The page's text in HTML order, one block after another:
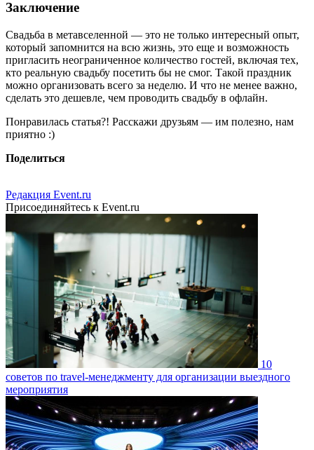
Заключение
Свадьба в метавселенной — это не только интересный опыт,
который запомнится на всю жизнь, это еще и возможность
пригласить неограниченное количество гостей, включая тех,
кто реальную свадьбу посетить бы не смог. Такой праздник
можно организовать всего за неделю. И что не менее важно,
сделать это дешевле, чем проводить свадьбу в офлайн.
Понравилась статья?! Расскажи друзьям — им полезно, нам
приятно :)
Поделиться
Редакция Event.ru
Присоединяйтесь к Event.ru
10
советов по travel-менеджменту для организации выездного
мероприятия